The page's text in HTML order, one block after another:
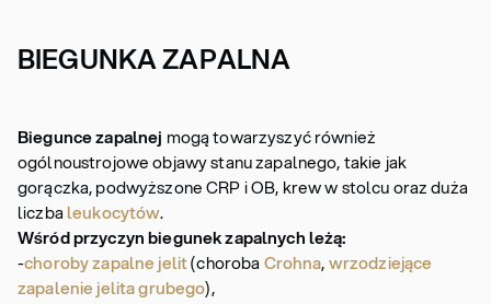
BIEGUNKA ZAPALNA
Biegunce zapalnej mogą towarzyszyć również
ogólnoustrojowe objawy stanu zapalnego, takie jak
gorączka, podwyższone CRP i OB, krew w stolcu oraz duża
liczba leukocytów.
Wśród przyczyn biegunek zapalnych leżą:
-choroby zapalne jelit(choroba Crohna,wrzodziejące
zapalenie jelita grubego),